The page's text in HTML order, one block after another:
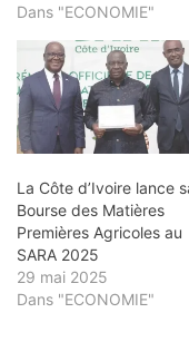
Dans "ECONOMIE"
La Côte d’Ivoire lance
Bourse des Matières
Premières Agricoles au
SARA 2025
29 mai 2025
Dans "ECONOMIE"